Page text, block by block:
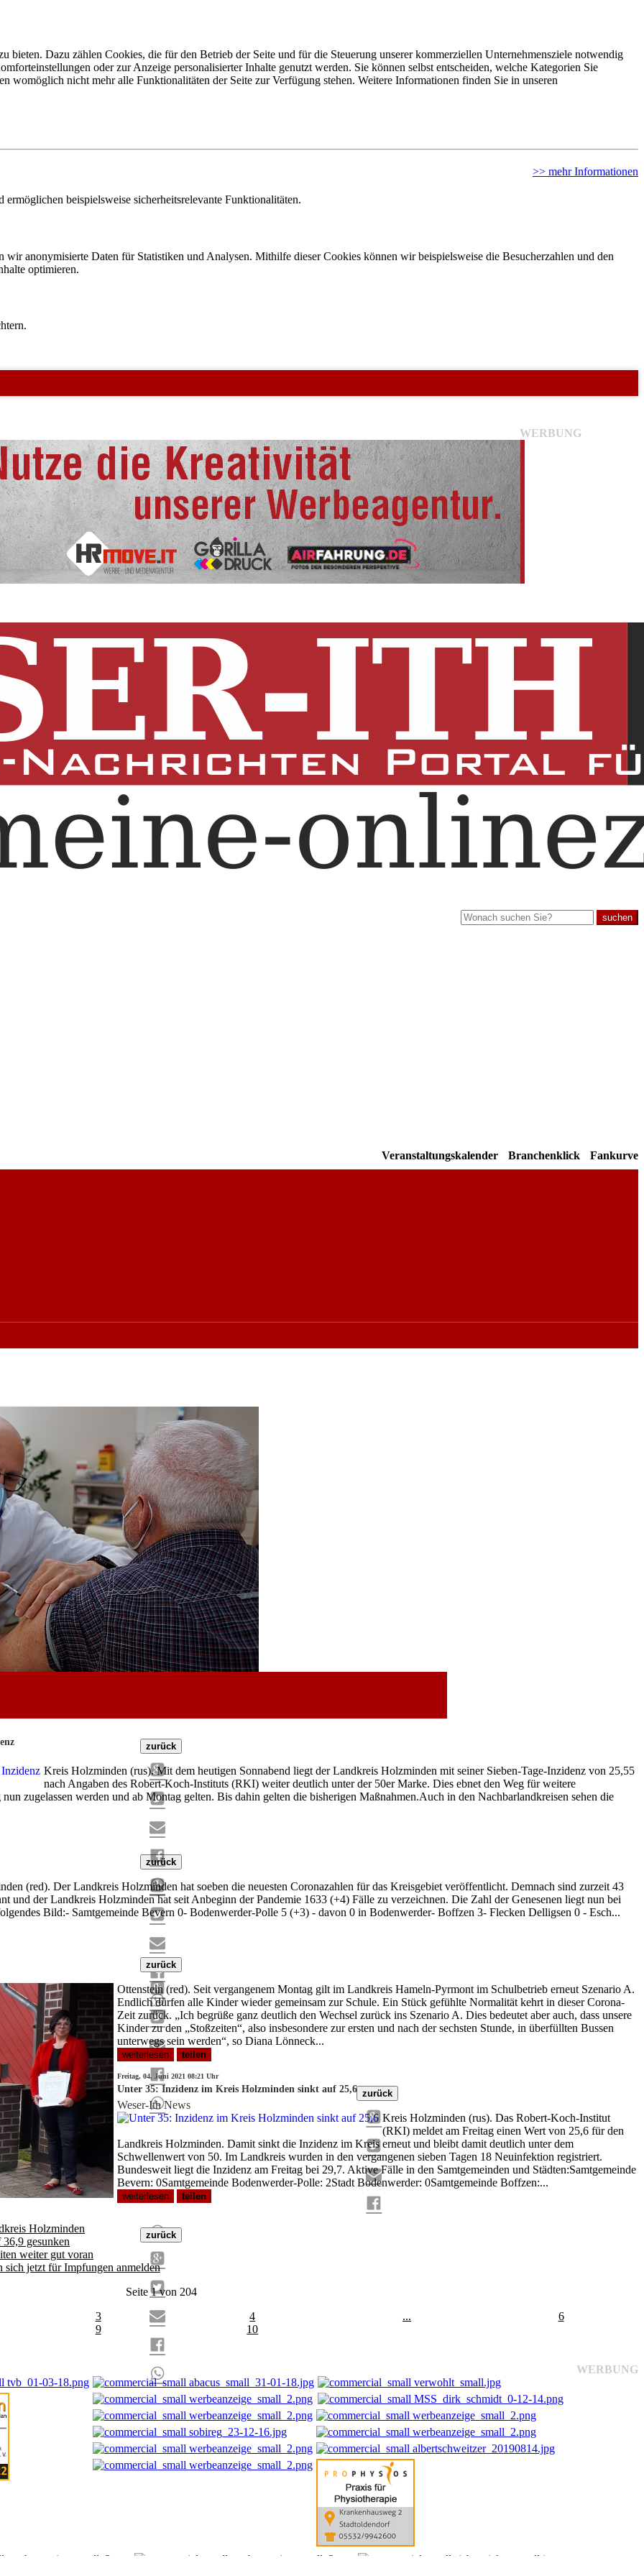
bieten. Dazu zählen Cookies, die für den Betrieb der Seite und für die Steuerung unserer kommerziellen Unternehmensziele notwendig
oder zur Anzeige personalisierter Inhalte genutzt werden. Sie können selbst entscheiden, welche Kategorien Sie
womöglich nicht mehr alle Funktionalitäten der Seite zur Verfügung stehen. Weitere Informationen finden Sie in unseren
>> mehr Informationen
beispielsweise sicherheitsrelevante Funktionalitäten.
wir anonymisierte Daten für Statistiken und Analysen. Mithilfe dieser Cookies können wir beispielsweise die Besucherzahlen und den
optimieren.
WERBUNG
Veranstaltungskalender Branchenklick Fankurve
zurück
Kreis Holzminden (rus). Mit dem heutigen Sonnabend liegt der Landkreis Holzminden mit seiner Sieben-Tage-Inzidenz von 25,55
nach Angaben des Robert-Koch-Instituts (RKI) weiter deutlich unter der 50er Marke. Dies ebnet den Weg für weitere
zugelassen werden und ab Montag gelten. Bis dahin gelten die bisherigen Maßnahmen.Auch in den Nachbarlandkreisen sehen die
zurück
(red). Der Landkreis Holzminden hat soeben die neuesten Coronazahlen für das Kreisgebiet veröffentlicht. Demnach sind zurzeit 43
und der Landkreis Holzminden hat seit Anbeginn der Pandemie 1633 (+4) Fälle zu verzeichnen. Die Zahl der Genesenen liegt nun bei
Bild:- Samtgemeinde Bevern 0- Bodenwerder-Polle 5 (+3) - davon 0 in Bodenwerder- Boffzen 3- Flecken Delligsen 0 - Esch...
zurück
Ottenstein (red). Seit vergangenem Montag gilt im Landkreis Hameln-Pyrmont im Schulbetrieb erneut Szenario A.
Endlich dürfen alle Kinder wieder gemeinsam zur Schule. Ein Stück gefühlte Normalität kehrt in dieser Corona-
Zeit zurück. „Ich begrüße ganz deutlich den Wechsel zurück ins Szenario A. Dies bedeutet aber auch, dass unsere
Kinder zu den „Stoßzeiten“, also insbesondere zur ersten und nach der sechsten Stunde, in überfüllten Bussen
unterwegs sein werden“, so Diana Lönneck...
weiterlesen teilen
zurück
Freitag, 04. Juni 2021 08:21 Uhr
Unter 35: Inzidenz im Kreis Holzminden sinkt auf 25,6
Weser-Ith News
Kreis Holzminden (rus). Das Robert-Koch-Institut
(RKI) meldet am Freitag einen Wert von 25,6 für den
Landkreis Holzminden. Damit sinkt die Inzidenz im Kreis erneut und bleibt damit deutlich unter dem
Schwellenwert von 50. Im Landkreis wurden in den vergangenen sieben Tagen 18 Neuinfektion registriert.
Bundesweit liegt die Inzidenz am Freitag bei 29,7. Aktive Fälle in den Samtgemeinden und Städten:Samtgemeinde
Bevern: 0Samtgemeinde Bodenwerder-Polle: 2Stadt Bodenwerder: 0Samtgemeinde Boffzen:...
weiterlesen teilen
zurück
Holzminden
gesunken
weiter gut voran
jetzt für Impfungen anmelden
Seite 1 von 204
3 4 ...
6
9 10
WERBUNG